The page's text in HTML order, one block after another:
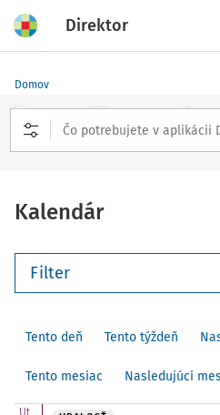
Direktor
Domov
Kalendár
Filter
Tento deň Tento týždeň
Tento mesiac Nasledujúci
Ut